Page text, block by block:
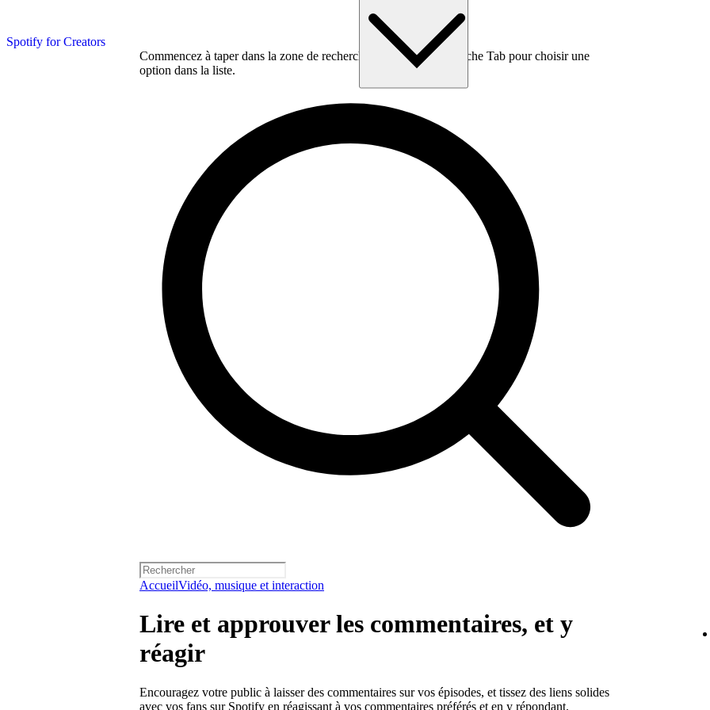
Spotify for Creators
Commencez à taper dans la zone de recherche, puis utilisez la touche Tab pour choisir une
option dans la liste.
AccueilVidéo, musique et interaction
Lire et approuver les commentaires, et y
réagir
Encouragez votre public à laisser des commentaires sur vos épisodes, et tissez des liens solides
avec vos fans sur Spotify en réagissant à vos commentaires préférés et en y répondant.